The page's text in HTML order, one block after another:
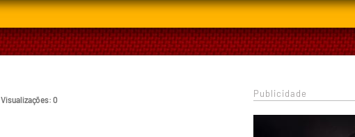
Visualizações: 0
Publicidade